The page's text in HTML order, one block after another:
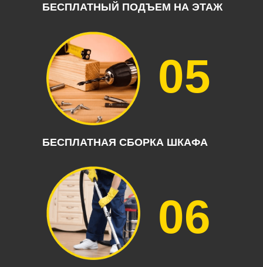
БЕСПЛАТНЫЙ ПОДЪЕМ НА ЭТАЖ
БЕСПЛАТНАЯ СБОРКА ШКАФА
05
06